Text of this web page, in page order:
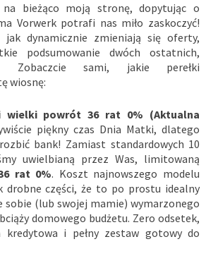
bieżąco moją stronę, dopytując o
Vorwerk potrafi nas miło zaskoczyć!
jak dynamicznie zmieniają się oferty,
podsumowanie dwóch ostatnich,
Zobaczcie sami, jakie perełki
wiosnę:
wielki powrót 36 rat 0% (Aktualna
piękny czas Dnia Matki, dlatego
bank! Zamiast standardowych 10
uwielbianą przez Was, limitowaną
rat 0%. Koszt najnowszego modelu
drobne części, że to po prostu idealny
(lub swojej mamie) wymarzonego
domowego budżetu. Zero odsetek,
kredytowa i pełny zestaw gotowy do